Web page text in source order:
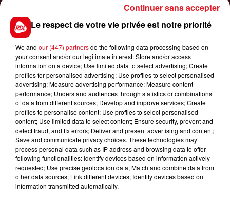
1er août 2026
GAGNEZ VOS ENTRÉES POUR TOUTE LA
FAMILLE À DENNLYS PARC !
LES PODCASTS
Le respect de votre vie privée est notre priorité
We and our (447) partnersdo the following data processing based on
your consent and/or our legitimate interest: Store and/or access
information on a device; Use limited data to select advertising; Create
profiles for personalised advertising; Use profiles to select personalised
advertising; Measure advertising performance; Measure content
performance; Understand audiences through statistics or combinations
of data from different sources; Develop and improve services; Create
profiles to personalise content; Use profiles to select personalised
content; Use limited data to select content; Ensure security, prevent and
detect fraud, and fix errors; Deliver and present advertising and content;
Save and communicate privacy choices. These technologies may
process personal data such as IP address and browsing data to offer
following functionalities: Identify devices based on information actively
requested; Use precise geolocation data; Match and combine data from
other data sources; Link different devices; Identify devices based on
information transmitted automatically.
Continuer sans accepter